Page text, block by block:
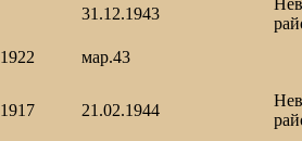
31.12.1943
1922 мар.43
1917 21.02.1944